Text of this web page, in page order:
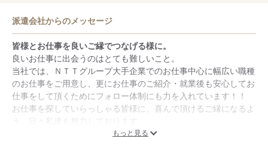
安心して活躍できる職場です！お仕事はOAスキルを活かせるオ
フィスワーク系から秘書、ヘルプデスク、その他ネットワークエ
ンジニアなどの技術系まで豊富な点も魅力です。
派遣会社からのメッセージ
皆様とお仕事を良いご縁でつなげる様に。
良いお仕事に出会うのはとても難しいこと。
当社では、ＮＴＴグループ大手企業でのお仕事中心に幅広い職種
のお仕事をご用意し、更にお仕事のご紹介・就業後も安心してお
仕事をして頂くためにフォロー体制にも力を入れています！！
お仕事を探していらっしゃる皆様に、喜んで頂けるご縁になるよ
う、日々私達も努力しております。
お仕事・応募に関することはもちろん、何でもお気軽に御相談く
もっと見る